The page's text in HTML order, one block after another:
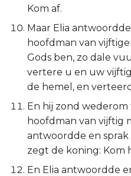
3 Johannes
Judas
Openbaring
Kom af.
Maar Elia
hoofdman van
Gods ben, zo dale
vertere u en uw
de hemel, en
En hij zond
hoofdman van vijftig
antwoordde en sprak
zegt de koning: Kom
En Elia antwoordde